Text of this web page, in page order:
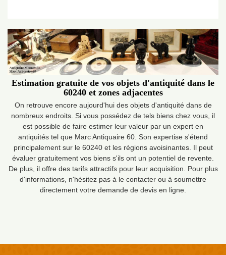
Estimation gratuite de vos objets d'antiquité dans le
60240 et zones adjacentes
On retrouve encore aujourd'hui des objets d'antiquité dans de
nombreux endroits. Si vous possédez de tels biens chez vous, il
est possible de faire estimer leur valeur par un expert en
antiquités tel que Marc Antiquaire 60. Son expertise s'étend
principalement sur le 60240 et les régions avoisinantes. Il peut
évaluer gratuitement vos biens s'ils ont un potentiel de revente.
De plus, il offre des tarifs attractifs pour leur acquisition. Pour plus
d'informations, n'hésitez pas à le contacter ou à soumettre
directement votre demande de devis en ligne.